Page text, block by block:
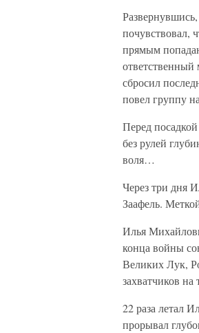
почувствовал,
прямым
сбросил
повел группу
Перед
без рулей
воля…
Через три дня
Заафель.
Илья
конца войны
Великих Лук,
захватчиков
22 раза летал
прорывал